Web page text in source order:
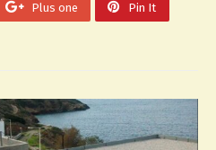
Plus one Pin It